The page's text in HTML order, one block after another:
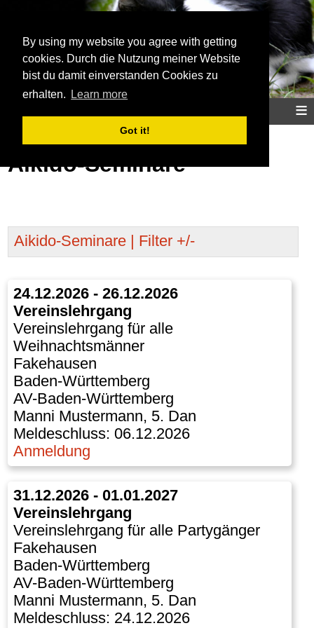
By using my website you agree with getting
cookies. Durch die Nutzung meiner Website
bist du damit einverstanden Cookies zu
erhalten.
Learn more
Got it!
Aikidoinfo
≡
Aikido-Seminare
Aikido-Seminare | Filter +/-
24.12.2026 - 26.12.2026
Vereinslehrgang
Vereinslehrgang für alle
Weihnachtsmänner
Fakehausen
Baden-Württemberg
AV-Baden-Württemberg
Manni Mustermann, 5. Dan
Meldeschluss: 06.12.2026
Anmeldung
31.12.2026 - 01.01.2027
Vereinslehrgang
Vereinslehrgang für alle Partygänger
Fakehausen
Baden-Württemberg
AV-Baden-Württemberg
Manni Mustermann, 5. Dan
Meldeschluss: 24.12.2026